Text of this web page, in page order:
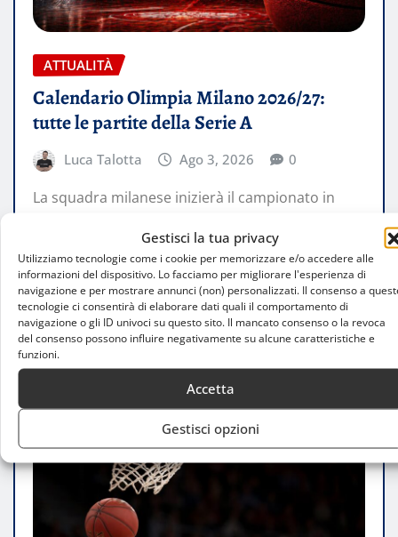
Gestisci la tua privacy
Utilizziamo tecnologie come i cookie per memorizzare e/o accedere alle
informazioni del dispositivo. Lo facciamo per migliorare l'esperienza di
navigazione e per mostrare annunci (non) personalizzati. Il consenso a
tecnologie ci consentirà di elaborare dati quali il comportamento di
navigazione o gli ID univoci su questo sito. Il mancato consenso o la revoca
del consenso possono influire negativamente su alcune caratteristiche e
funzioni.
Accetta
Gestisci opzioni
ATTUALITÀ
Calendario Olimpia Milano 2026/27:
tutte le partite della Serie A
Luca Talotta Ago 3, 2026 0
La squadra milanese inizierà il campionato in
confronto con la Virtus Bologna,…
LEGGI TUTTO